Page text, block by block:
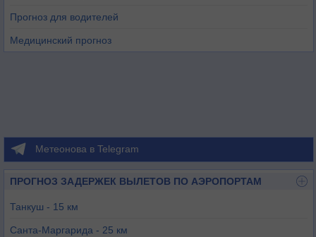
Прогноз для водителей
Медицинский прогноз
Метеонова в Telegram
ПРОГНОЗ ЗАДЕРЖЕК ВЫЛЕТОВ ПО АЭРОПОРТАМ
Танкуш - 15 км
Санта-Маргарида - 25 км